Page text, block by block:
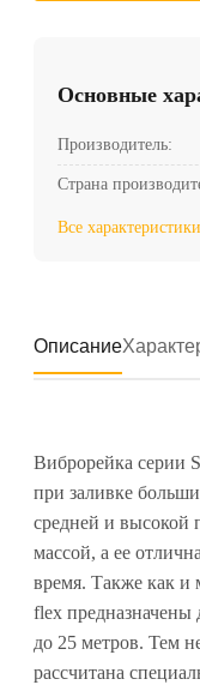
Основные
Производитель:
Страна
Все
Описание
Виброрейка серии
при заливке
средней и высокой
массой, а ее
время. Также как и
flex
до 25 метров. Тем
рассчитана